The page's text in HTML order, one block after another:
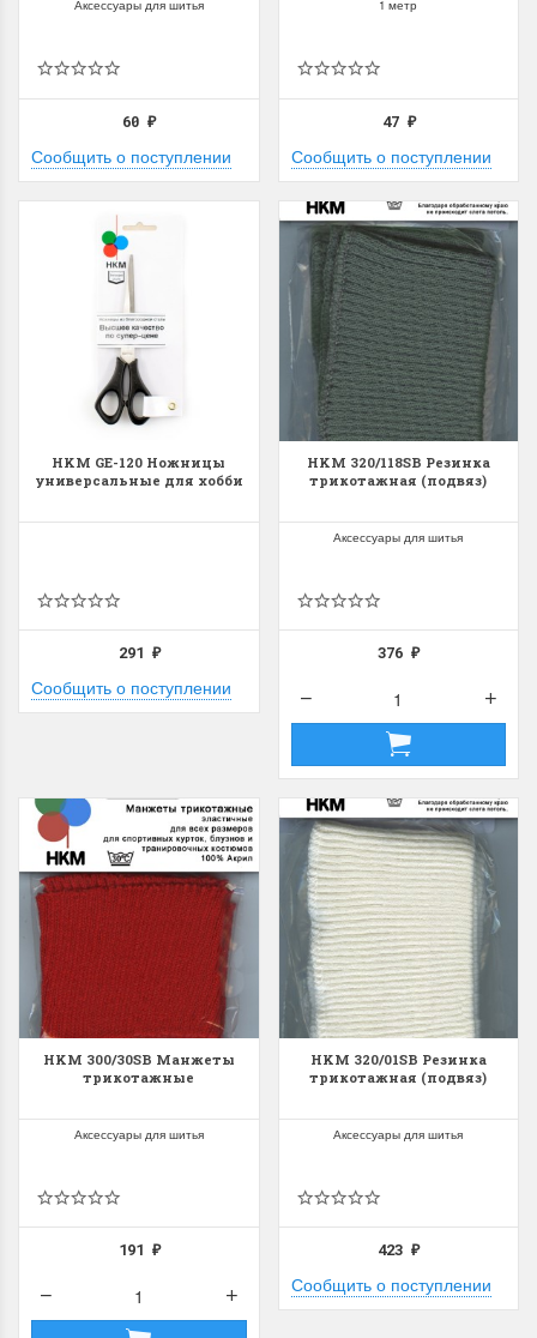
Аксессуары для шитья
60₽
Сообщить о поступлении
1 метр
47 ₽
Сообщить о поступлении
HKM GE-120 Ножницы
универсальные для хобби
291 ₽
Сообщить о поступлении
HKM 320/118SB Резинка
трикотажная (подвяз)
Аксессуары для шитья
376₽
HKM 300/30SB Манжеты
трикотажные
Аксессуары для шитья
191 ₽
HKM 320/01SB Резинка
трикотажная (подвяз)
Аксессуары для шитья
423₽
Сообщить о поступлении